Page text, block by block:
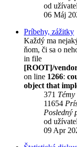
od
06 Máj
Príbehy, zážitky
Každý ma
ňom, či sa o
in file
[ROOT]/
on line 1266:
object that
371 Témy
11654
Posledný
od
09 Apr